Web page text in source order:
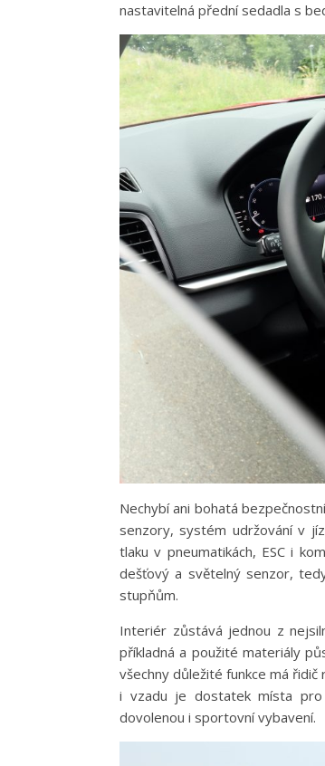
nastavitelná přední sedadla s
Nechybí ani bohatá
senzory, systém udržování v
tlaku v pneumatikách, ESC i
dešťový a světelný senzor,
stupňům.
Interiér zůstává jednou z
příkladná a použité materiály
všechny důležité funkce má
i vzadu je dostatek místa pro
dovolenou i sportovní vybavení.